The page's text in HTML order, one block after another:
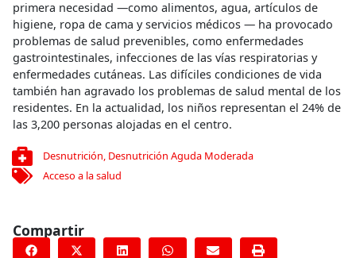
primera necesidad —como alimentos, agua, artículos de
higiene, ropa de cama y servicios médicos — ha provocado
problemas de salud prevenibles, como enfermedades
gastrointestinales, infecciones de las vías respiratorias y
enfermedades cutáneas. Las difíciles condiciones de vida
también han agravado los problemas de salud mental de los
residentes. En la actualidad, los niños representan el 24% de
las 3,200 personas alojadas en el centro.
Desnutrición Desnutrición Aguda Moderada
Acceso a la salud
Compartir